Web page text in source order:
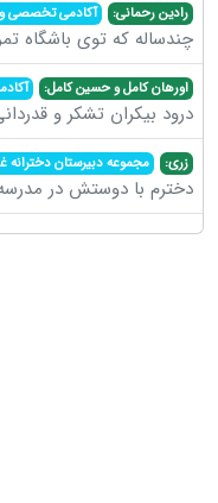
رادین رحمانی: آکادمی تخصصی
چندساله که توی باشگاه
اورهان کامل و حسین کامل:
درود بیکران تشکر و
زری: مجموعه دبیرستان دخترانه
دخترم با دوستش در